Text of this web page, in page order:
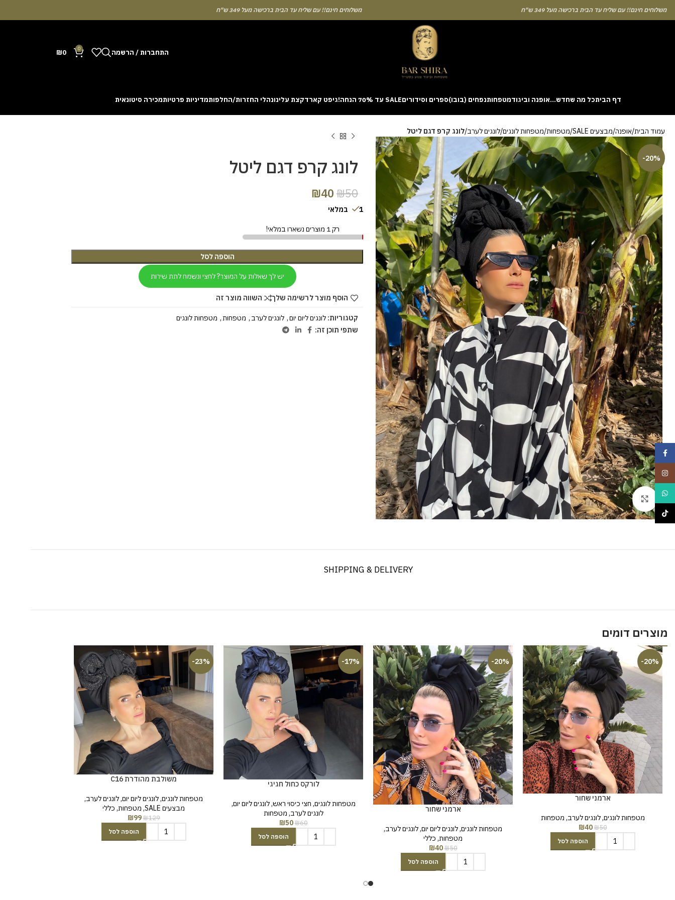
חינם!! עם שליח עד הבית ברכישה מעל 349 ש"ח משלוחים חינם!! עם שליח עד הבית ברכישה מעל 349 ש"ח
התחברות / הרשמה 0
₪0
דף הביתכל מה שחדש…אופנה וביגודמטפחותנפחים (בובו)ספרים וסידוריםSALE עד 70% הנחה! גיפט קארדקצת עלינונהלי החזרות/החלפותמדיניות פרטיותמכירה סיטונאית
cash out before a rising multiplier disappears from view. Learning the rhythm can take a few attempts. A helpful way to begin without risk is to use the Aviator demo mode and familiarise yourself
with the interface. Some enthusiasts share tactics on sites like [aviatordreamliner.com] where they discuss the statistical probability of long sessions. Reading these guides often reveals how the
provably fair system guarantees genuine randomness for every single bet you decide to place.
עמוד הבית אופנה מבצעים SALE מטפחות מטפחות לונגים לונגים לערב לונג קרפ דגם ליטל
-20%
Click to enlarge
לונג קרפ דגם ליטל
₪50
₪40
1 במלאי
רק 1 מוצרים נשארו במלאי!
הוספה לסל
יש לך שאלות על המוצר? לחצי ונשמח לתת שירות
הוסף מוצר לרשימה שלך השווה מוצר זה
קטגוריות: לונגים ליום יום, לונגים לערב , מטפחות, מטפחות לונגים
שתפי תוכן זה:
SHIPPING & DELIVERY
מוצרים דומים
-20%
ארמני שחור
מטפחות לונגים,לונגים לערב, מטפחות
₪50
₪40
הוספה לסל
-20%
ארמני שחור
מטפחות לונגים,לונגים ליום יום,לונגים לערב,
מטפחות, כללי
₪50
₪40
הוספה לסל
-17%
לורקס כחול חגיגי
מטפחות לונגים, חצי כיסוי ראש,לונגים ליום יום,
לונגים לערב, מטפחות
₪60
₪50
הוספה לסל
-23%
משולבת מהודרת C16
מטפחות לונגים,לונגים ליום יום,לונגים לערב,
מבצעים SALE
, מטפחות, כללי
₪129
₪99
הוספה לסל
Facebook
Instagram
WhatsApp
TikTok